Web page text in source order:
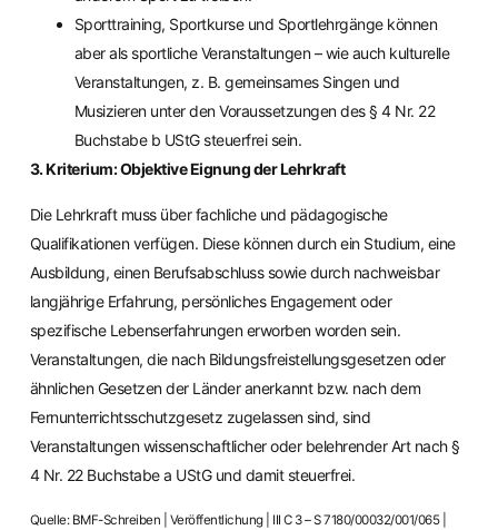
Sporttraining, Sportkurse und Sportlehrgänge können
aber als sportliche Veranstaltungen – wie auch kulturelle
Veranstaltungen, z. B. gemeinsames Singen und
Musizieren unter den Voraussetzungen des § 4 Nr. 22
Buchstabe b UStG steuerfrei sein.
3. Kriterium: Objektive Eignung der Lehrkraft
Die Lehrkraft muss über fachliche und pädagogische
Qualifikationen verfügen. Diese können durch ein Studium, eine
Ausbildung, einen Berufsabschluss sowie durch nachweisbar
langjährige Erfahrung, persönliches Engagement oder
spezifische Lebenserfahrungen erworben worden sein.
Veranstaltungen, die nach Bildungsfreistellungsgesetzen oder
ähnlichen Gesetzen der Länder anerkannt bzw. nach dem
Fernunterrichtsschutzgesetz zugelassen sind, sind
Veranstaltungen wissenschaftlicher oder belehrender Art nach §
4 Nr. 22 Buchstabe a UStG und damit steuerfrei.
Quelle: BMF-Schreiben | Veröffentlichung | III C 3 – S 7180/00032/001/065 |